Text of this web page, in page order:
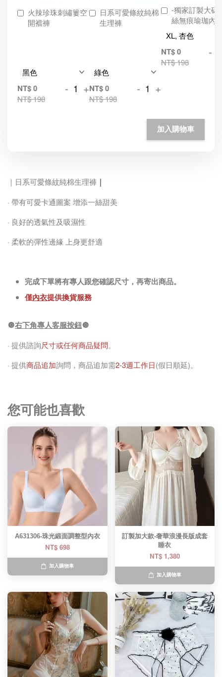
火辣珍珠刺繡簍空
開襠褲
NT$ 0
NT$ 198
- +
日系可愛條紋純棉
生理褲
NT$ 0
NT$ 198
- +
-獨家訂製大碼
絲無痕瑜珈內
NT$ 0
NT$ 198
-
加入購物車
｜日系可愛條紋純棉生理褲 ｜
· 帶有可愛卡通圖案 增添一絲甜美
· 良好的透氣性及吸濕性
· 柔軟的彈性邊緣 上身更舒適
完成下單將有專人跟您確認尺寸，再寄出商品。
僅內衣提供換貨服務
🔘右下角專人客服按鈕🔘
· 提供諮詢尺寸或任何商品疑問。
· 提供商品追加詢問，商品追加需2-3週工作日(假日順延)。
您可能也喜歡
A631306-珠光緞面調整型內衣
NT$ 698
加入購物車
訂製加大款-奢華浪漫長版成套
睡衣
NT$ 1,380
加入購物車